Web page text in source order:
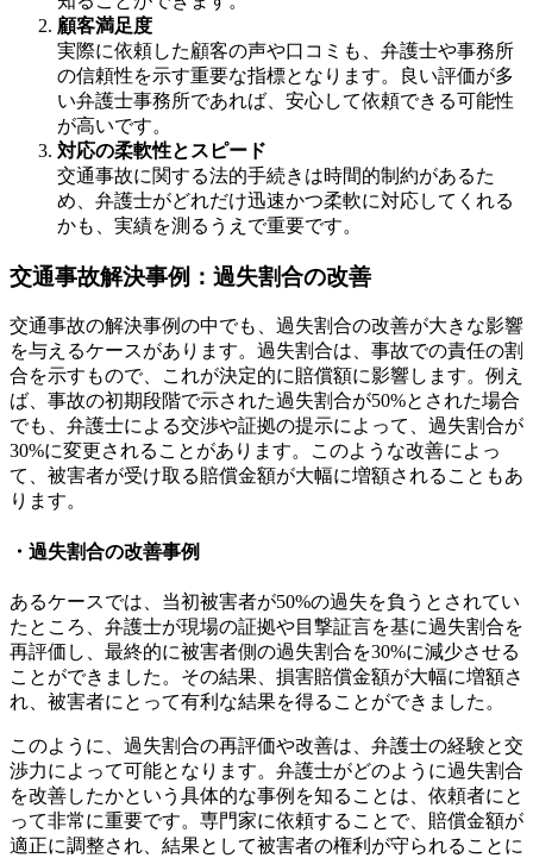
顧客満足度
実際に依頼した顧客の声や口コミも、弁護士や事務所
の信頼性を示す重要な指標となります。良い評価が多
い弁護士事務所であれば、安心して依頼できる可能性
が高いです。
対応の柔軟性とスピード
交通事故に関する法的手続きは時間的制約があるた
め、弁護士がどれだけ迅速かつ柔軟に対応してくれる
かも、実績を測るうえで重要です。
交通事故解決事例：過失割合の改善
交通事故の解決事例の中でも、過失割合の改善が大きな影響
を与えるケースがあります。過失割合は、事故での責任の割
合を示すもので、これが決定的に賠償額に影響します。例え
ば、事故の初期段階で示された過失割合が50%とされた場合
でも、弁護士による交渉や証拠の提示によって、過失割合が
30%に変更されることがあります。このような改善によっ
て、被害者が受け取る賠償金額が大幅に増額されることもあ
ります。
・ 過失割合の改善事例
あるケースでは、当初被害者が50%の過失を負うとされてい
たところ、弁護士が現場の証拠や目撃証言を基に過失割合を
再評価し、最終的に被害者側の過失割合を30%に減少させる
ことができました。その結果、損害賠償金額が大幅に増額さ
れ、被害者にとって有利な結果を得ることができました。
このように、過失割合の再評価や改善は、弁護士の経験と交
渉力によって可能となります。弁護士がどのように過失割合
を改善したかという具体的な事例を知ることは、依頼者にと
って非常に重要です。専門家に依頼することで、賠償金額が
適正に調整され、結果として被害者の権利が守られることに